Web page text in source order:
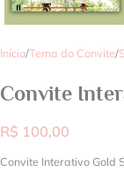
Início/Tema do Convite/
Convite
R$ 100,00
Convite Interativo Gold